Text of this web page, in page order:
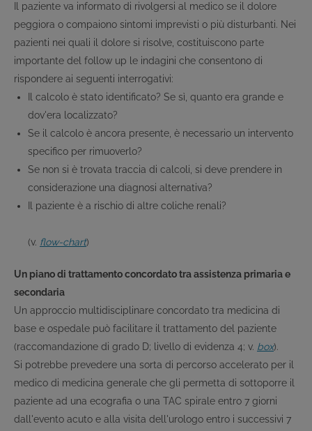
Il paziente va informato di rivolgersi al medico se il dolore
peggiora o compaiono sintomi imprevisti o più disturbanti. Nei
pazienti nei quali il dolore si risolve, costituiscono parte
importante del follow up le indagini che consentono di
rispondere ai seguenti interrogativi:
Il calcolo è stato identificato? Se sì, quanto era grande e
dov'era localizzato?
Se il calcolo è ancora presente, è necessario un intervento
specifico per rimuoverlo?
Se non si è trovata traccia di calcoli, si deve prendere in
considerazione una diagnosi alternativa?
Il paziente è a rischio di altre coliche renali?
(v. flow-chart)
Un piano di trattamento concordato tra assistenza primaria e
secondaria
Un approccio multidisciplinare concordato tra medicina di
base e ospedale può facilitare il trattamento del paziente
(raccomandazione di grado D; livello di evidenza 4; v. box).
Si potrebbe prevedere una sorta di percorso accelerato per il
medico di medicina generale che gli permetta di sottoporre il
paziente ad una ecografia o una TAC spirale entro 7 giorni
dall'evento acuto e alla visita dell'urologo entro i successivi 7